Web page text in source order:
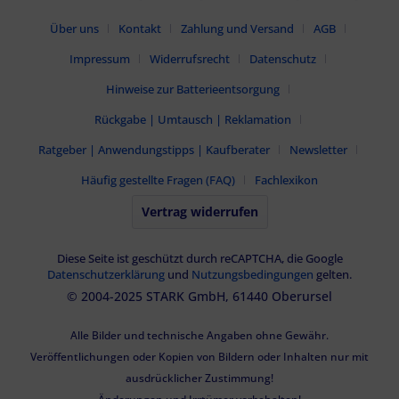
Über uns Kontakt Zahlung und Versand
AGB
Impressum
Widerrufsrecht
Datenschutz
Hinweise zur Batterieentsorgung
Rückgabe | Umtausch | Reklamation
Ratgeber | Anwendungstipps | Kaufberater
Newsletter
Häufig gestellte Fragen (FAQ)
Fachlexikon
Vertrag widerrufen
Diese Seite ist geschützt durch reCAPTCHA, die Google
Datenschutzerklärung und Nutzungsbedingungen gelten.
© 2004-2025 STARK GmbH, 61440 Oberursel
Alle Bilder und technische Angaben ohne Gewähr.
Veröffentlichungen oder Kopien von Bildern oder Inhalten nur mit
ausdrücklicher Zustimmung!